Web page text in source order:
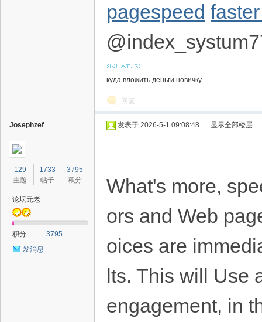
pagespeed
куда вложить деньги новичку
回复
Josephzef
129
主题
1733
帖子
3795
积分
论坛元老
积分
3795
发消息
发表于 2026-5-1 09:08:48 显示全部楼层
What's more,
ors and Web
oices are
lts. This will Use
engagement, in